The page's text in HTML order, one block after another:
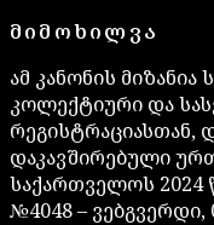
ᲛᲘᲛᲝᲮᲘᲚᲕᲐ
ამ კანონის
კოლექტიური და
რეგისტრაციასთან,
დაკავშირებული
საქართველოს 2024
№4048 – ვებგვერდი,